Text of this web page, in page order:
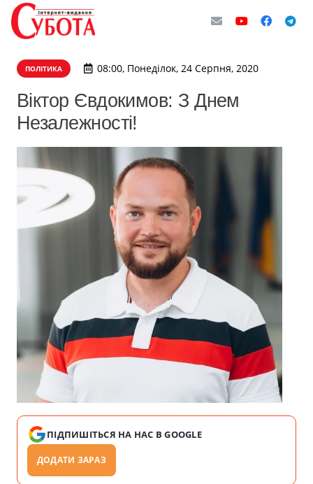
ПОЛІТИКА 08:00, Понеділок, 24 Серпня, 2020
Віктор Євдокимов: З Днем
Незалежності!
ПІДПИШІТЬСЯ НА НАС В GOOGLE
ДОДАТИ ЗАРАЗ